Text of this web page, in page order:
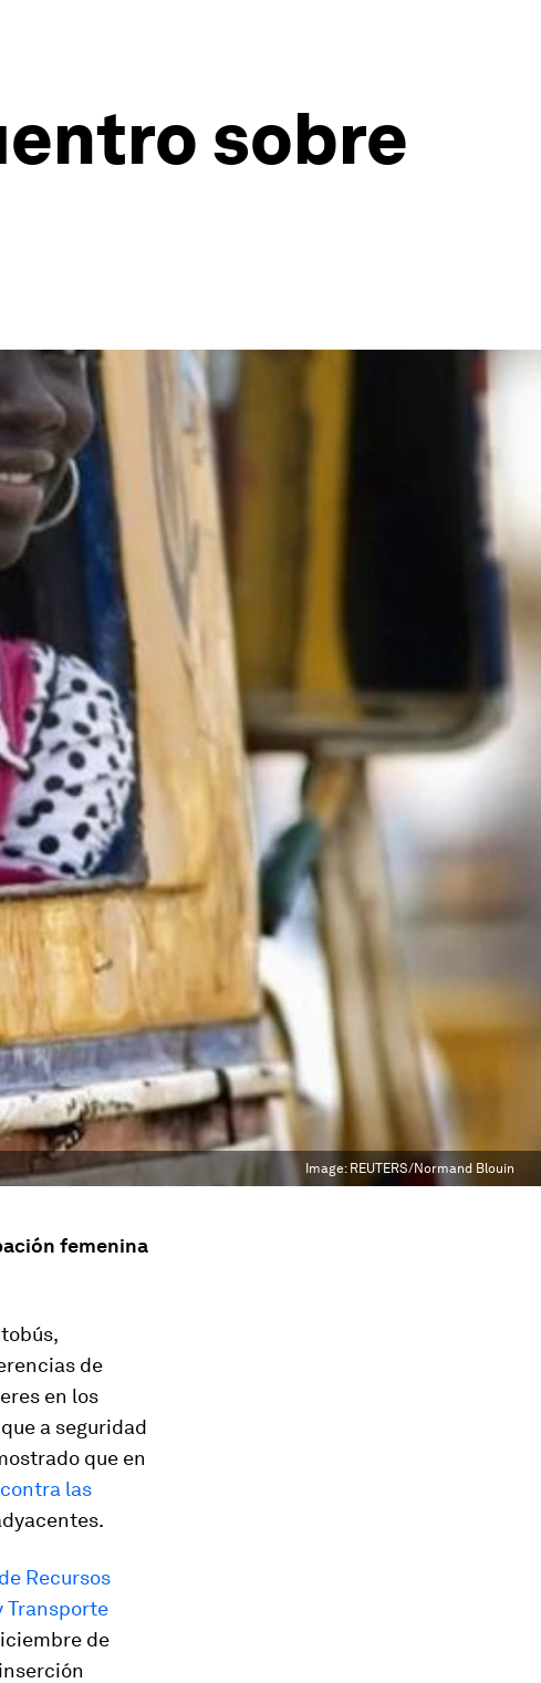
sobre
Image: REUTERS/Normand Blouin
femenina
de
en los
a seguridad
que en
las
Recursos
Transporte
de